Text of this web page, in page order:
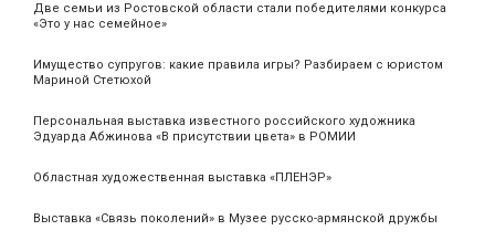
Две семьи из Ростовской области стали победителями конкурса
«Это у нас семейное»
Имущество супругов: какие правила игры? Разбираем с юристом
Мариной Стетюхой
Персональная выставка известного российского художника
Эдуарда Абжинова «В присутствии цвета» в РОМИИ
Областная художественная выставка «ПЛЕНЭР»
Выставка «Связь поколений» в Музее русско-армянской дружбы